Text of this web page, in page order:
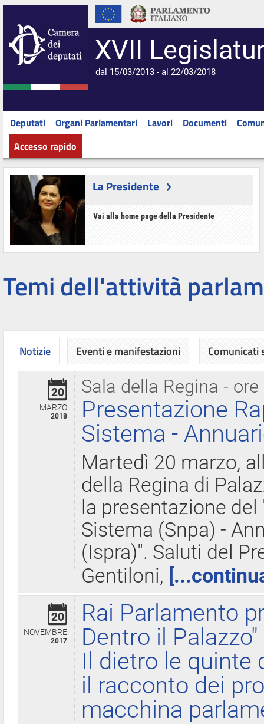
XVII
dal 15/03/2013 - al 22/03/2018
Deputati Organi Parlamentari Lavori Documenti
Accesso rapido
La Presidente
Vai alla home page della Presidente
Temi dell'attività
Notizie
Sala della Regina - ore
20
MARZO
2018
Presentazione
Sistema -
Martedì 20 marzo,
della Regina di
la presentazione
Sistema (Snpa) -
(Ispra)". Saluti del
Gentiloni,
20
NOVEMBRE
2017
Rai Parlamento
Dentro il Palazzo"
Il dietro le quinte
il racconto dei
macchina
Eventi e manifestazioni Comunicati